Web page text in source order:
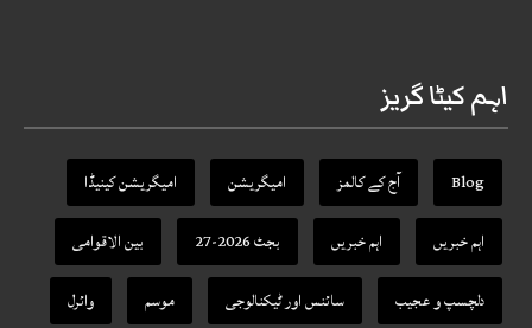
اہم کیٹا گریز
Blog آج کے کالمز امیگریشن
امیگریشن کینیڈا
اہم خبریں
اہم خبریں بجٹ 2026-27
بین الاقوامی
دلچسپ و عجیب
سائنس اور ٹیکنالوجی موسم وائرل